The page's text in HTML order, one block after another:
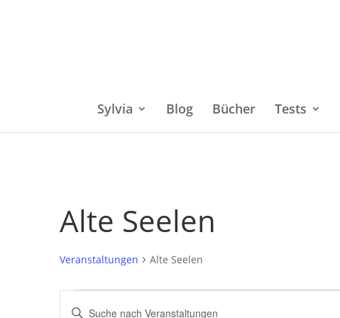
Sylvia Blog Bücher Tests
Alte Seelen
Veranstaltungen Alte Seelen
Veranstaltungen
Bitte